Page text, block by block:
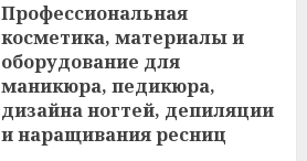
Профессиональная
косметика, материалы и
оборудование для
маникюра, педикюра,
дизайна ногтей, депиляции
и наращивания ресниц